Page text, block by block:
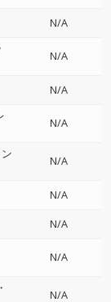
N/A
N/A
N/A
N/A
N/A
N/A
N/A
N/A
N/A